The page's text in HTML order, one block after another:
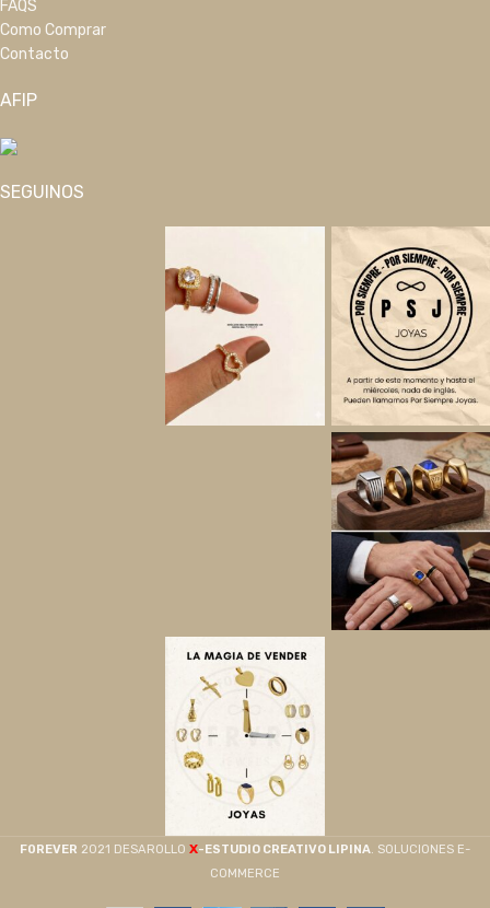
FAQS
Como Comprar
Contacto
AFIP
SEGUINOS
F0REVER 2021 DESAROLLO X-ESTUDIO CREATIVO LIPINA. SOLUCIONES E-
COMMERCE